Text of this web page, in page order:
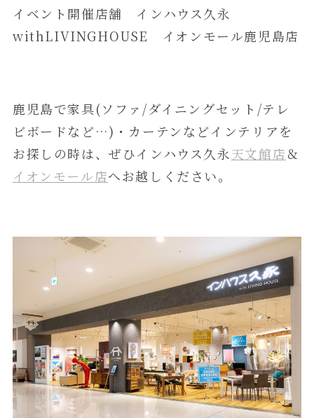
イベント開催店舗 インハウス久永
withLIVINGHOUSE イオンモール鹿児島店
鹿児島で家具(ソファ/ダイニングセット/テレ
ビボードなど…)・カーテンなどインテリアを
お探しの時は、ぜひインハウス久永天文館店＆
イオンモール店へお越しください。